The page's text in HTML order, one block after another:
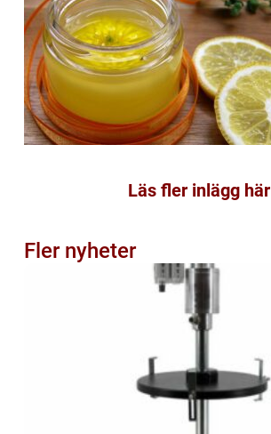
Läs fler inlägg här
Fler nyheter